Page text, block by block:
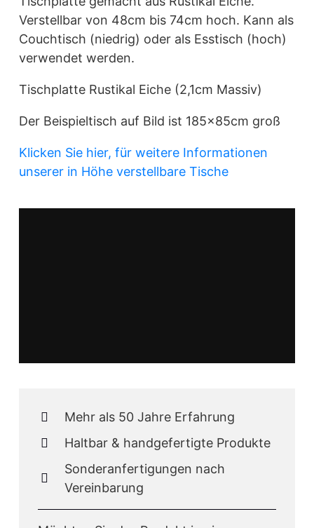
Verstellbar von 48cm bis 74cm hoch. Kann als
Couchtisch (niedrig) oder als Esstisch (hoch)
verwendet werden.
Tischplatte Rustikal Eiche (2,1cm Massiv)
Der Beispieltisch auf Bild ist 185x85cm groß
Klicken Sie hier, für weitere Informationen
unserer in Höhe verstellbare Tische
Mehr als 50 Jahre Erfahrung
Haltbar & handgefertigte Produkte
Sonderanfertigungen nach
Vereinbarung